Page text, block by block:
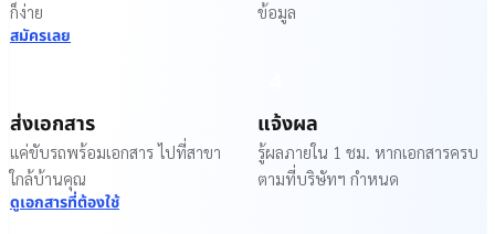
ก็ง่าย
สมัครเลย
ข้อมูล
ส่งเอกสาร
แค่ขับรถพร้อมเอกสาร ไปที่สาขา
ใกล้บ้านคุณ
ดูเอกสารที่ต้องใช้
แจ้งผล
รู้ผลภายใน 1 ชม. หากเอกสารครบ
ตามที่บริษัทฯ กำหนด